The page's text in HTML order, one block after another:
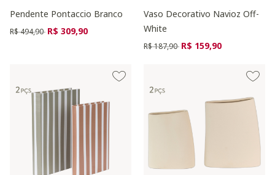
Pendente Pontaccio Branco
Preço reduzido de
R$ 494,90 para
R$ 309,90
Vaso Decorativo Navioz Off-
White
Preço reduzido de
R$ 187,90 para
R$ 159,90